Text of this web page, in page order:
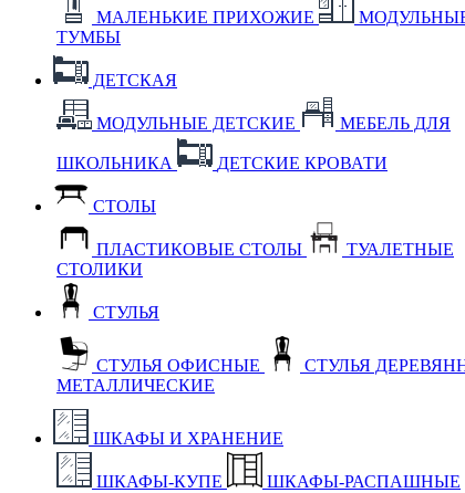
МАЛЕНЬКИЕ ПРИХОЖИЕ
ТУМБЫ
ДЕТСКАЯ
МОДУЛЬНЫЕ ДЕТСКИЕ МЕБЕЛЬ ДЛЯ
ШКОЛЬНИКА ДЕТСКИЕ КРОВАТИ
СТОЛЫ
ПЛАСТИКОВЫЕ СТОЛЫ
ТУАЛЕТНЫЕ
СТОЛИКИ
СТУЛЬЯ
СТУЛЬЯ ОФИСНЫЕ СТУЛЬЯ
МЕТАЛЛИЧЕСКИЕ
ШКАФЫ И ХРАНЕНИЕ
ШКАФЫ-КУПЕ ШКАФЫ-РАСПАШНЫЕ